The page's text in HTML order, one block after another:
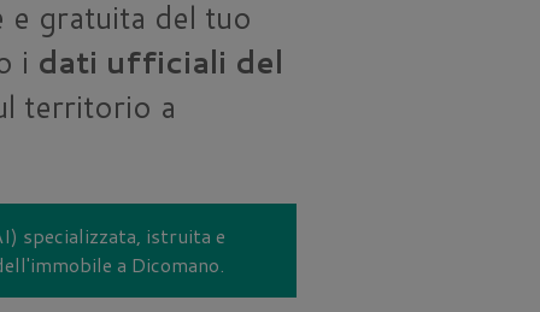
e gratuita del tuo
i dati ufficiali del
territorio a
specializzata, istruita e
a Dicomano.